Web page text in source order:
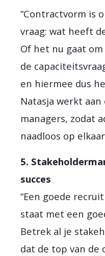
“Contractvorm is
vraag: wat heeft
Of het nu gaat
de
en hiermee dus
Natasja werkt
managers, zodat
naadloos op
5.
succes
“Een goede
staat met een
Betrek al je
dat de top van de